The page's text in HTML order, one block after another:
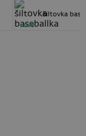
šiltovka
nové